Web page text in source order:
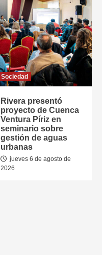
Sociedad
Rivera presentó
proyecto de Cuenca
Ventura Píriz en
seminario sobre
gestión de aguas
urbanas
jueves 6 de agosto de
2026